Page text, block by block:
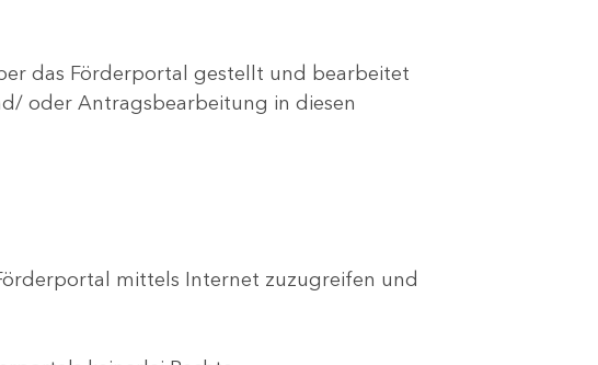
das Förderportal gestellt und bearbeitet
oder Antragsbearbeitung in diesen
mittels Internet zuzugreifen und